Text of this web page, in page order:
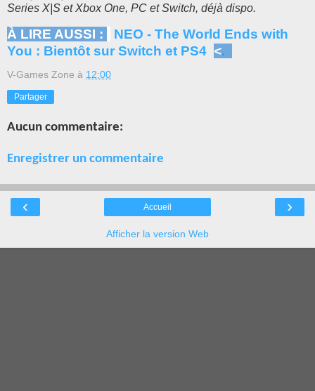
Series X|S et Xbox One, PC et Switch, déjà dispo.
À LIRE AUSSI :
NEO - The World Ends with
You : Bientôt sur Switch et PS4 <.
V-Games Zone à 12:00
Partager
Aucun commentaire:
Enregistrer un commentaire
‹ ›
Accueil
Afficher la version Web